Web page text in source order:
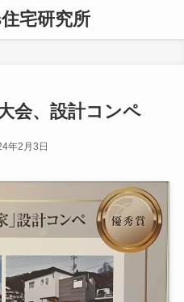
宅研究所
会、設計コンペ
年2月3日